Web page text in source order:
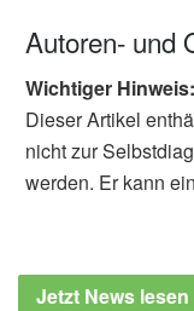
Autoren- und
Wichtiger Hinweis:
Dieser Artikel
nicht zur
werden. Er kann
Jetzt News lesen